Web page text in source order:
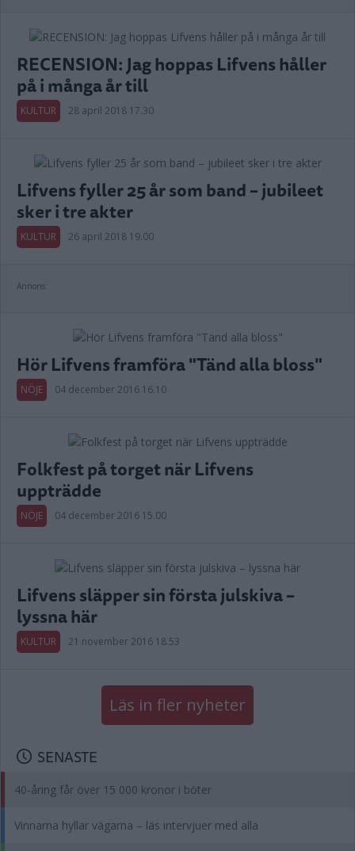
RECENSION: Jag hoppas Lifvens håller
på i många år till
KULTUR 28 april 2018 17.30
Lifvens fyller 25 år som band – jubileet
sker i tre akter
KULTUR 26 april 2018 19.00
Annons:
Hör Lifvens framföra "Tänd alla bloss"
NÖJE 04 december 2016 16.10
Folkfest på torget när Lifvens
uppträdde
NÖJE 04 december 2016 15.00
Lifvens släpper sin första julskiva –
lyssna här
KULTUR 21 november 2016 18.53
Läs in fler nyheter
SENASTE
40-åring får över 15 000 kronor i böter
Vinnarna hyllar vägarna – läs intervjuer med alla